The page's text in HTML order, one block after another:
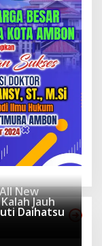
New
Jauh
Daihatsu